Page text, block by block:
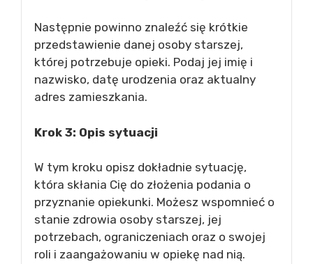
Następnie powinno znaleźć się krótkie
przedstawienie danej osoby starszej,
której potrzebuje opieki. Podaj jej imię i
nazwisko, datę urodzenia oraz aktualny
adres zamieszkania.
Krok 3: Opis sytuacji
W tym kroku opisz dokładnie sytuację,
która skłania Cię do złożenia podania o
przyznanie opiekunki. Możesz wspomnieć o
stanie zdrowia osoby starszej, jej
potrzebach, ograniczeniach oraz o swojej
roli i zaangażowaniu w opiekę nad nią.